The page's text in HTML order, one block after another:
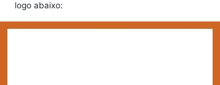
logo abaixo: